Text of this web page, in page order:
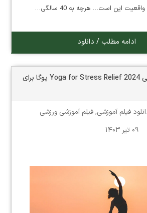
این است… هرچه به 40 سالگی…
ادامه مطلب / دانلود
دانلود دوره آموزشی Yoga for Stress Relief 2024 یوگا برای
فیلم آموزشی,فیلم آموزشی ورزشی
۰۹ تیر ۱۴۰۳